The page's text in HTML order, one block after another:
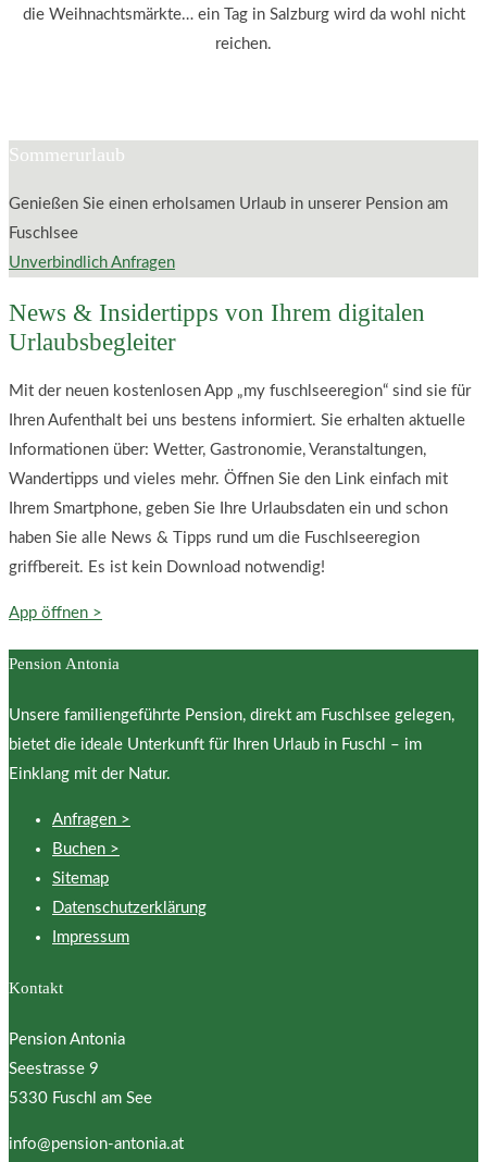
die Weihnachtsmärkte… ein Tag in Salzburg wird da wohl nicht
reichen.
Sommerurlaub
Genießen Sie einen erholsamen Urlaub in unserer Pension am
Fuschlsee
Unverbindlich Anfragen
News & Insidertipps von Ihrem digitalen
Urlaubsbegleiter
Mit der neuen kostenlosen App „my fuschlseeregion“ sind sie für
Ihren Aufenthalt bei uns bestens informiert. Sie erhalten aktuelle
Informationen über: Wetter, Gastronomie, Veranstaltungen,
Wandertipps und vieles mehr. Öffnen Sie den Link einfach mit
Ihrem Smartphone, geben Sie Ihre Urlaubsdaten ein und schon
haben Sie alle News & Tipps rund um die Fuschlseeregion
griffbereit. Es ist kein Download notwendig!
App öffnen >
Pension Antonia
Unsere familiengeführte Pension, direkt am Fuschlsee gelegen,
bietet die ideale Unterkunft für Ihren Urlaub in Fuschl – im
Einklang mit der Natur.
Anfragen >
Buchen >
Sitemap
Datenschutzerklärung
Impressum
Kontakt
Pension Antonia
Seestrasse 9
5330 Fuschl am See
info@pension-antonia.at